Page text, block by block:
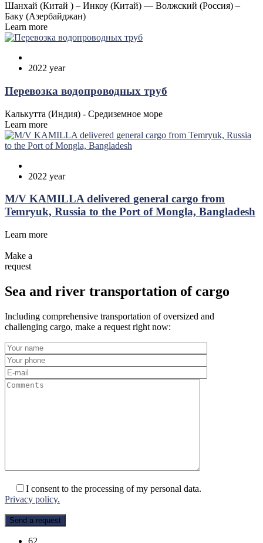
Шанхай (Китай ) – Инкоу (Китай) — Волжский (Россия) –
Баку (Азербайджан)
Learn more
2022 year
Перевозка водопроводных труб
Калькутта (Индия) - Средиземное море
Learn more
2022 year
M/V KAMILLA delivered general cargo from
Temryuk, Russia to the Port of Mongla, Bangladesh
Learn more
Make a
request
Sea and river transportation of cargo
Including comprehensive transportation of oversized and
challenging cargo, make a request right now:
I consent to the processing of my personal data.
Privacy policy.
62